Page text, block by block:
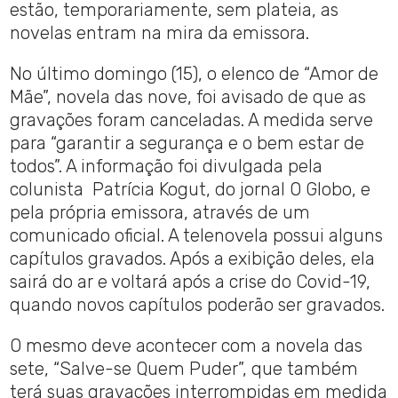
estão, temporariamente, sem plateia, as
novelas entram na mira da emissora.
No último domingo (15), o elenco de “Amor de
Mãe”, novela das nove, foi avisado de que as
gravações foram canceladas. A medida serve
para “garantir a segurança e o bem estar de
todos”. A informação foi divulgada pela
colunista Patrícia Kogut, do jornal O Globo, e
pela própria emissora, através de um
comunicado oficial. A telenovela possui alguns
capítulos gravados. Após a exibição deles, ela
sairá do ar e voltará após a crise do Covid-19,
quando novos capítulos poderão ser gravados.
O mesmo deve acontecer com a novela das
sete, “Salve-se Quem Puder”, que também
terá suas gravações interrompidas em medida